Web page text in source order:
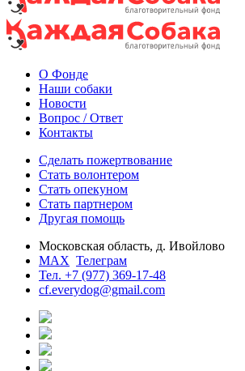
О Фонде
Наши собаки
Новости
Вопрос / Ответ
Контакты
Сделать пожертвование
Стать волонтером
Стать опекуном
Стать партнером
Другая помощь
Московская область, д. Ивойлово
MAX Телеграм
Тел. +7 (977) 369-17-48
cf.everydog@gmail.com